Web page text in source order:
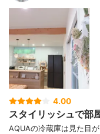
4.00
スタイリッシュで部
AQUAの冷蔵庫は見た目